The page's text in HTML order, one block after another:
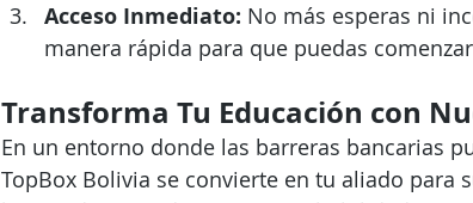
Acceso Inmediato: No más esperas ni
manera rápida para que puedas
Transforma Tu Educación con
En un entorno donde las barreras bancarias
TopBox Bolivia se convierte en tu aliado para